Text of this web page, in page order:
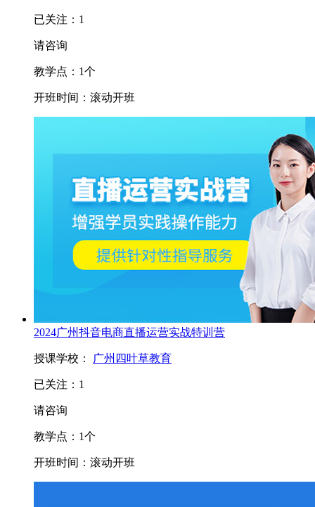
已关注： 1
请咨询
教学点： 1个
开班时间： 滚动开班
2024广州抖音电商直播运营实战特训营
授课学校： 广州四叶草教育
已关注： 1
请咨询
教学点： 1个
开班时间： 滚动开班